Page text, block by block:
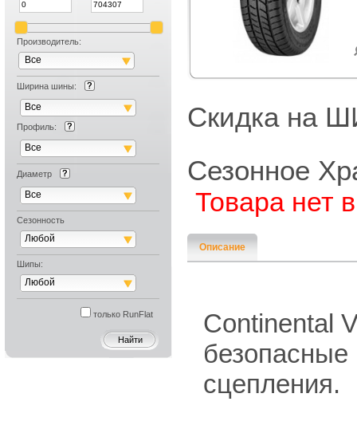
Производитель:
Все
Ширина шины:
Все
Профиль:
Все
Диаметр
Все
Сезонность
Любой
Шипы:
Любой
только RunFlat
Скидка на
Сезонное
Товара нет
Описание
Continental
сцепления.